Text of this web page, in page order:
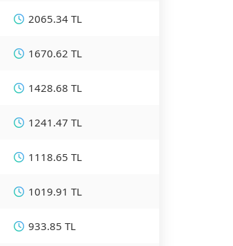
2065.34 TL
1670.62 TL
1428.68 TL
1241.47 TL
1118.65 TL
1019.91 TL
933.85 TL